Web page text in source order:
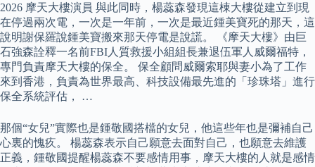
2026 摩天大樓演員 與此同時，楊蕊森發現這棟大樓從建立到現
在停過兩次電，一次是一年前，一次是最近鍾美寶死的那天，這
說明謝保羅說鍾美寶搬來那天停電是說謊。 《摩天大樓》由巨
石強森詮釋一名前FBI人質救援小組組長兼退伍軍人威爾福特，
專門負責摩天大樓的保全。 保全顧問威爾索耶與妻小為了工作
來到香港，負責為世界最高、科技設備最先進的「珍珠塔」進行
保全系統評估， …
那個“女兒”實際也是鍾敬國搭檔的女兒，他這些年也是彌補自己
心裏的愧疚。 楊蕊森表示自己願意去面對自己，也願意去維護
正義，鍾敬國提醒楊蕊森不要感情用事，摩天大樓的人就是感情